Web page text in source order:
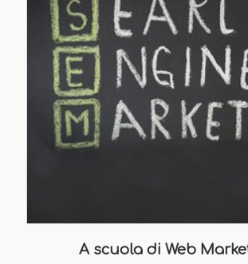
A scuola di Web